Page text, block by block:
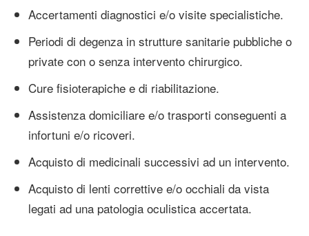
Accertamenti diagnostici e/o visite specialistiche.
Periodi di degenza in strutture sanitarie pubbliche o
private con o senza intervento chirurgico.
Cure fisioterapiche e di riabilitazione.
Assistenza domiciliare e/o trasporti conseguenti a
infortuni e/o ricoveri.
Acquisto di medicinali successivi ad un intervento.
Acquisto di lenti correttive e/o occhiali da vista
legati ad una patologia oculistica accertata.